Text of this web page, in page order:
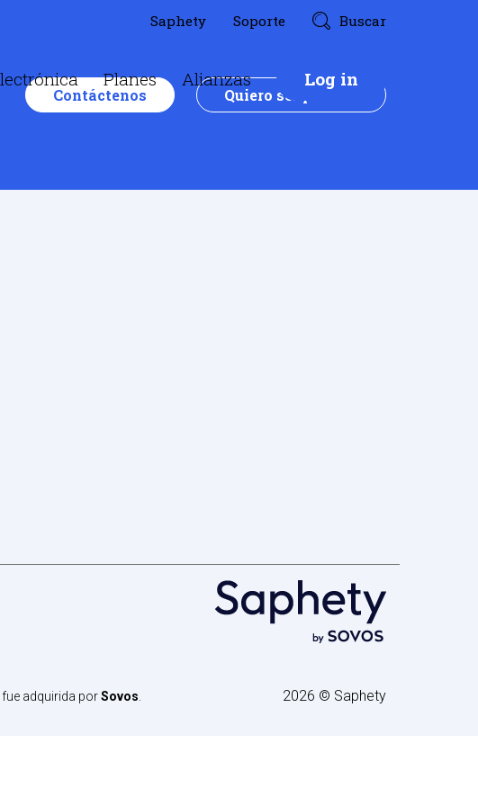
Buscar
Soporte
Saphety
Planes Alianzas Log in
Contáctenos Quiero ser partner
fue adquirida porSovos 2026 © Saphety